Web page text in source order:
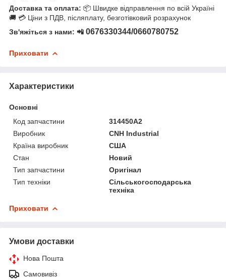
Доставка та оплата: 📦 Швидке відправлення по всій Україні
🚚 💳 Ціни з ПДВ, післяплату, безготівковий розрахунок
Зв'яжіться з нами: 📲 0676330344/0660780752
Приховати
Характеристики
Основні
Код запчастини
314450A2
Виробник
CNH Industrial
Країна виробник
США
Стан
Новий
Тип запчастини
Оригінал
Тип техніки
Сільськогосподарська
техніка
Приховати
Умови доставки
Нова Пошта
Самовивіз